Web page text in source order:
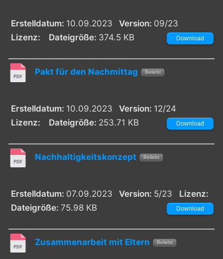
Erstelldatum: 10.09.2023 Version: 09/23
Lizenz:
Dateigröße: 374.5 KB Download
Pakt für den Nachmittag Beliebt
Erstelldatum: 10.09.2023 Version: 12/24
Lizenz:
Dateigröße: 253.71 KB Download
Nachhaltigkeitskonzept Beliebt
Erstelldatum: 07.09.2023 Version: 5/23
Lizenz:
Dateigröße: 75.98 KB Download
Zusammenarbeit mit Eltern Beliebt